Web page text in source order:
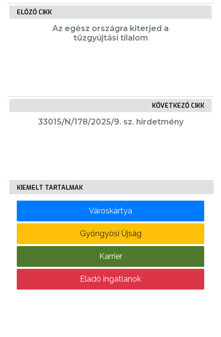
A
VÁROS
PÉNZÜGYEI
ÉPÜLŐ
VÁROS
KÖRNYEZETVÉDELEM
TELEPÜLÉSRENDEZÉS
ELŐZŐ CIKK
Az egész országra kiterjed a
tűzgyújtási tilalom
KÖVETKEZŐ CIKK
33015/N/178/2025/9. sz. hirdetmény
KIEMELT TARTALMAK
Városkártya
Gyöngyösi Újság
Karrier
Eladó ingatlanok